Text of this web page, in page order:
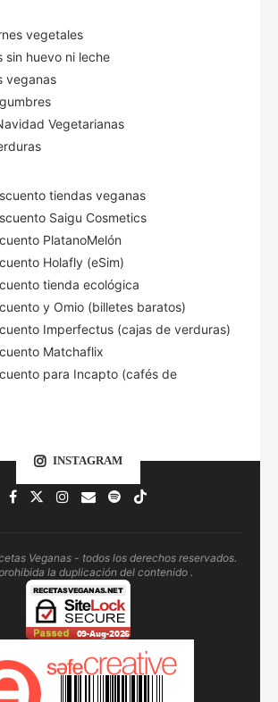
vegetales
sin huevo ni leche
veganas
Vegetarianas
tiendas veganas
Saigu Cosmetics
PlatanoMelón
Holafly (eSim)
tienda ecológica
y Omio (billetes baratos)
Imperfectus (cajas de verduras)
Matchaflix
para Incapto (cafés de
INSTAGRAM
Veganas - todos los derechos reservados.
la duplicación del contenido .